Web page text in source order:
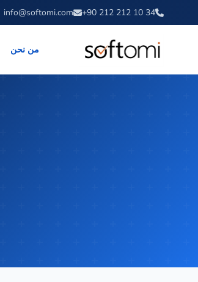
+90 212 212 10 34
info@softomi.com
من نحن